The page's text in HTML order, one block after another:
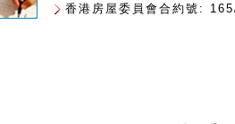
香港房屋委員會合約號: